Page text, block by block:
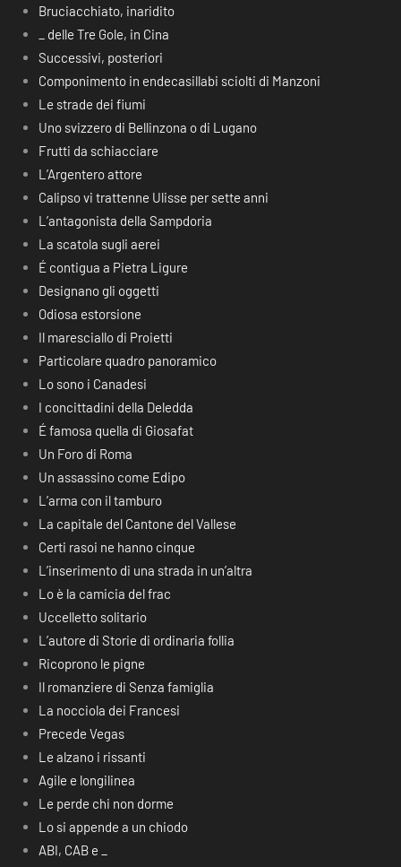
Bruciacchiato, inaridito
_ delle Tre Gole, in Cina
Successivi, posteriori
Componimento in endecasillabi sciolti di Manzoni
Le strade dei fiumi
Uno svizzero di Bellinzona o di Lugano
Frutti da schiacciare
L’Argentero attore
Calipso vi trattenne Ulisse per sette anni
L’antagonista della Sampdoria
La scatola sugli aerei
É contigua a Pietra Ligure
Designano gli oggetti
Odiosa estorsione
Il maresciallo di Proietti
Particolare quadro panoramico
Lo sono i Canadesi
I concittadini della Deledda
É famosa quella di Giosafat
Un Foro di Roma
Un assassino come Edipo
L’arma con il tamburo
La capitale del Cantone del Vallese
Certi rasoi ne hanno cinque
L’inserimento di una strada in un’altra
Lo è la camicia del frac
Uccelletto solitario
L’autore di Storie di ordinaria follia
Ricoprono le pigne
Il romanziere di Senza famiglia
La nocciola dei Francesi
Precede Vegas
Le alzano i rissanti
Agile e longilinea
Le perde chi non dorme
Lo si appende a un chiodo
ABI, CAB e _